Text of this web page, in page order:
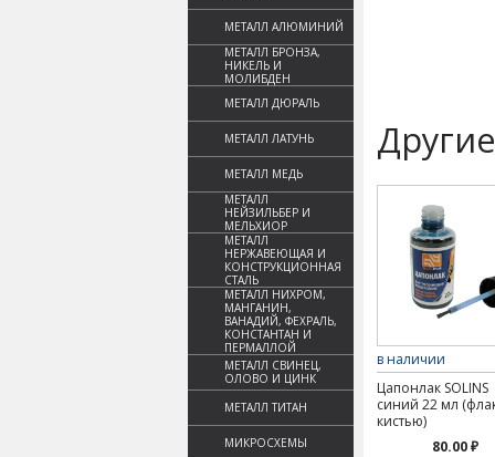
МЕТАЛЛ АЛЮМИНИЙ
МЕТАЛЛ БРОНЗА,
НИКЕЛЬ И
МОЛИБДЕН
МЕТАЛЛ ДЮРАЛЬ
МЕТАЛЛ ЛАТУНЬ
МЕТАЛЛ МЕДЬ
МЕТАЛЛ
НЕЙЗИЛЬБЕР И
МЕЛЬХИОР
МЕТАЛЛ
НЕРЖАВЕЮЩАЯ И
КОНСТРУКЦИОННАЯ
СТАЛЬ
МЕТАЛЛ НИХРОМ,
МАНГАНИН,
ВАНАДИЙ, ФЕХРАЛЬ,
КОНСТАНТАН И
ПЕРМАЛЛОЙ
МЕТАЛЛ СВИНЕЦ,
ОЛОВО И ЦИНК
МЕТАЛЛ ТИТАН
МИКРОСХЕМЫ
в наличии
Цапонлак SOLINS
синий 22 мл
кистью)
80.00 ₽